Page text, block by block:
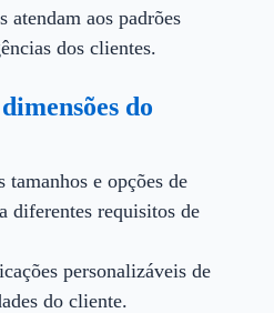
atendam aos padrões
dos clientes.
do
e opções de
diferentes requisitos de
personalizáveis ​​de
do cliente.